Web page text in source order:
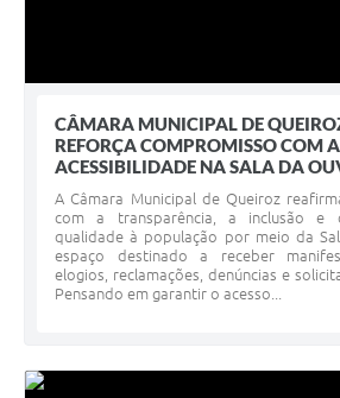
CÂMARA MUNICIPAL DE
REFORÇA COMPROMISSO COM A
ACESSIBILIDADE NA SALA DA
A Câmara Municipal de Queiroz
com a transparência, a inclusão e
qualidade à população por meio da
espaço destinado a receber
elogios, reclamações, denúncias e
Pensando em garantir o acesso...